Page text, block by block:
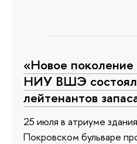
«Новое поколение
НИУ ВШЭ
лейтенантов
25 июля в атриуме
Покровском бульваре